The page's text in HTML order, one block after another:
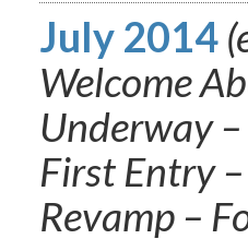
July 2014
Welcome
Underway
First Entry
Revamp –